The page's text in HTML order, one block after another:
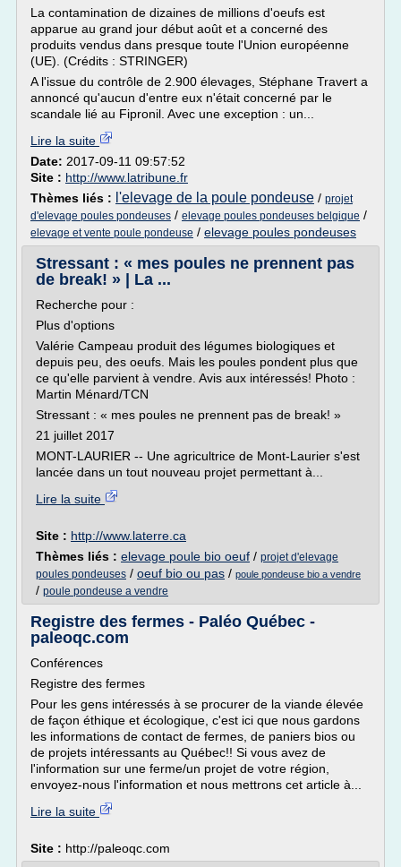
La contamination de dizaines de millions d'oeufs est
apparue au grand jour début août et a concerné des
produits vendus dans presque toute l'Union européenne
(UE). (Crédits : STRINGER)
A l'issue du contrôle de 2.900 élevages, Stéphane Travert a
annoncé qu'aucun d'entre eux n'était concerné par le
scandale lié au Fipronil. Avec une exception : un...
Lire la suite
Date: 2017-09-11 09:57:52
Site : http://www.latribune.fr
Thèmes liés : l'elevage de la poule pondeuse / projet
d'elevage poules pondeuses / elevage poules pondeuses belgique /
elevage et vente poule pondeuse / elevage poules pondeuses
Stressant : « mes poules ne prennent pas
de break! » | La ...
Recherche pour :
Plus d'options
Valérie Campeau produit des légumes biologiques et
depuis peu, des oeufs. Mais les poules pondent plus que
ce qu'elle parvient à vendre. Avis aux intéressés! Photo :
Martin Ménard/TCN
Stressant : « mes poules ne prennent pas de break! »
21 juillet 2017
MONT-LAURIER -- Une agricultrice de Mont-Laurier s'est
lancée dans un tout nouveau projet permettant à...
Lire la suite
Site : http://www.laterre.ca
Thèmes liés : elevage poule bio oeuf / projet d'elevage
poules pondeuses / oeuf bio ou pas / poule pondeuse bio a vendre
/ poule pondeuse a vendre
Registre des fermes - Paléo Québec -
paleoqc.com
Conférences
Registre des fermes
Pour les gens intéressés à se procurer de la viande élevée
de façon éthique et écologique, c'est ici que nous gardons
les informations de contact de fermes, de paniers bios ou
de projets intéressants au Québec!! Si vous avez de
l'information sur une ferme/un projet de votre région,
envoyez-nous l'information et nous mettrons cet article à...
Lire la suite
Site : http://paleoqc.com